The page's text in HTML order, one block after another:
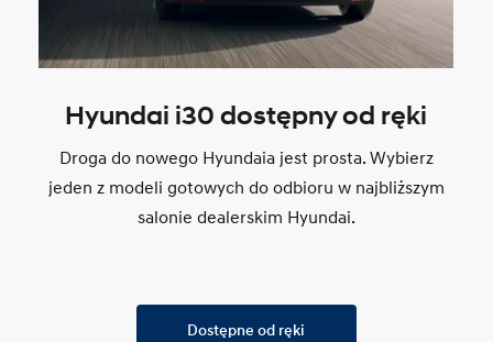
Hyundai i30 dostępny od ręki
Droga do nowego Hyundaia jest prosta. Wybierz
jeden z modeli gotowych do odbioru w najbliższym
salonie dealerskim Hyundai.
Dostępne od ręki